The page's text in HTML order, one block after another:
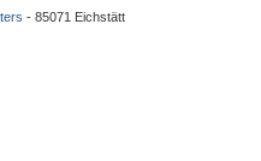
- 85071 Eichstätt